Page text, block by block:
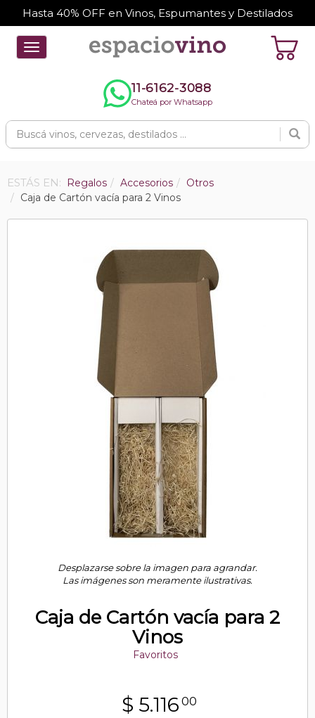
Hasta 40% OFF en Vinos, Espumantes y Destilados
Toggle
navigation
11-6162-3088
Chateá por Whatsapp
ESTÁS EN: Regalos Accesorios
Otros
Caja de Cartón vacía para 2 Vinos
Desplazarse sobre la imagen para agrandar.
Las imágenes son meramente ilustrativas.
Caja de Cartón vacía para 2
Vinos
Favoritos
$ 5.116 00